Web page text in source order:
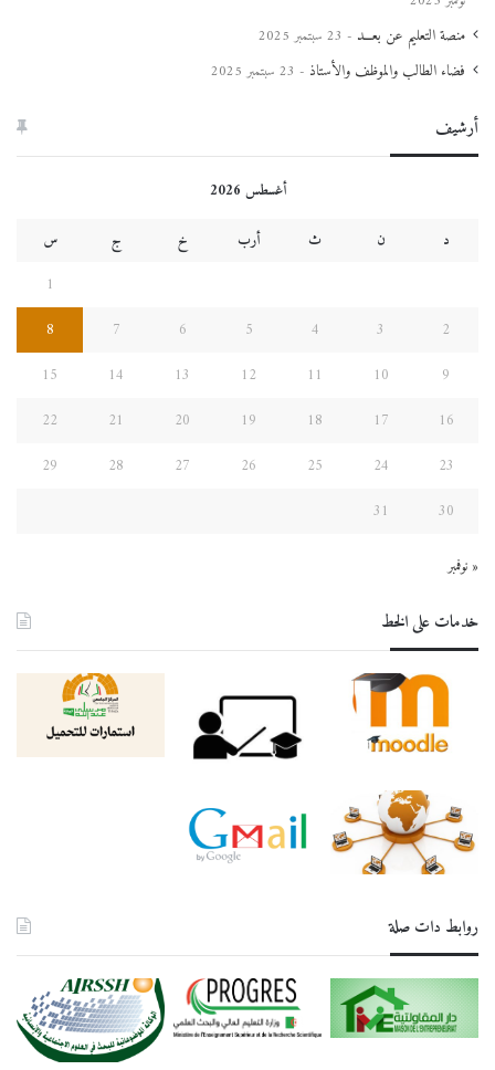
منصة التعليم عن بعـــد 23 سبتمبر 2025
فضاء الطالب والموظف والأستاذ 23 سبتمبر 2025
أرشيف
أغسطس 2026
د
ن ث أرب خ ج
س
1
2
3
4
5
6
7
8
9
10
11
12
13
14
15
16
17
18
19
20
21
22
23
24
25
26
27
28
29
30
31
« نوفمبر
خدمات على الخط
روابط دات صلة